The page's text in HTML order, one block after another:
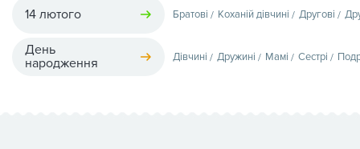
14 лютого Братові Коханій дівчині Другові
День
народження
Дівчині Дружині Мамі Сестрі